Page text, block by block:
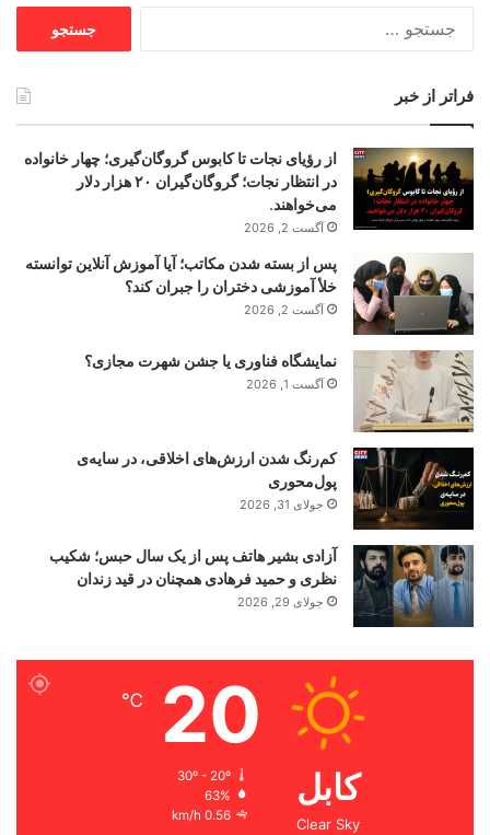
فراتر از خبر
از رؤیای نجات تا کابوس گروگان‌گیری؛ چهار خانواده
در انتظار نجات؛ گروگان‌گیران ۲۰ هزار دلار
می‌خواهند.
آگست 2, 2026
پس از بسته شدن مکاتب؛ آیا آموزش آنلاین توانسته
خلأ آموزشی دختران را جبران کند؟
آگست 2, 2026
نمایشگاه فناوری یا جشن شهرت مجازی؟
آگست 1, 2026
کم‌رنگ شدن ارزش‌های اخلاقی، در سایه‌ی
پول‌محوری
جولای 31, 2026
آزادی بشیر هاتف پس از یک سال حبس؛ شکیب
نظری و حمید فرهادی همچنان در قید زندان
جولای 29, 2026
کابل
Clear Sky
20
℃
30º - 20º
63%
0.56 km/h